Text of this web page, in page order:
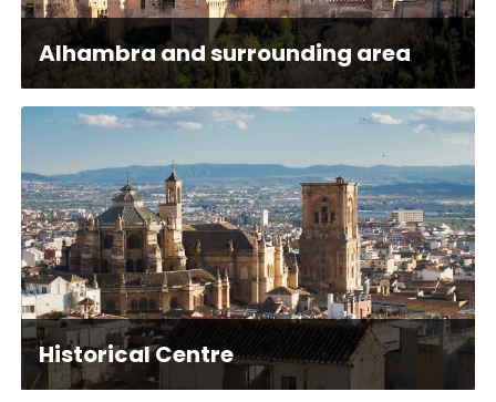
Alhambra and surrounding area
Historical Centre